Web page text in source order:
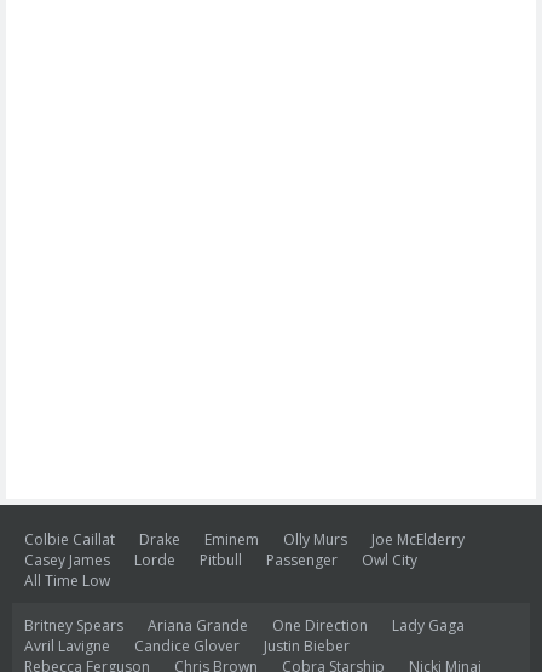
Colbie Caillat Drake Eminem Olly Murs
Joe McElderry
Casey James
Lorde Pitbull Passenger
Owl City
All Time Low
Britney Spears Ariana Grande One Direction
Lady Gaga
Avril Lavigne
Candice Glover
Justin Bieber
Rebecca Ferguson
Chris Brown Cobra Starship Nicki Minaj